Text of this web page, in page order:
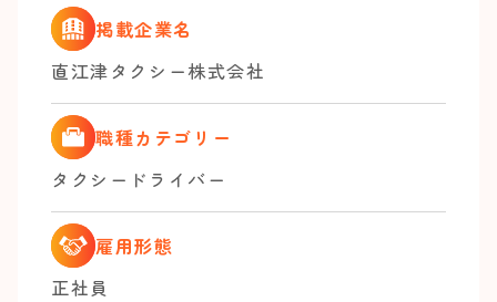
掲載企業名
直江津タクシー株式会社
職種カテゴリー
タクシードライバー
雇用形態
正社員